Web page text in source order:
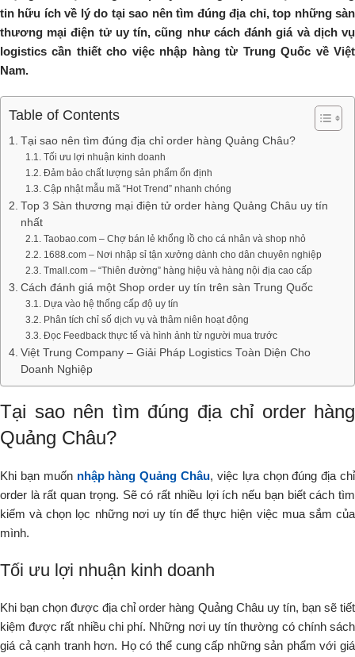
tin hữu ích về lý do tại sao nên tìm đúng địa chỉ, top những sàn
thương mại điện tử uy tín, cũng như cách đánh giá và dịch vụ
logistics cần thiết cho việc nhập hàng từ Trung Quốc về Việt
Nam.
Table of Contents
Tại sao nên tìm đúng địa chỉ order hàng Quảng Châu?
Tối ưu lợi nhuận kinh doanh
Đảm bảo chất lượng sản phẩm ổn định
Cập nhật mẫu mã “Hot Trend” nhanh chóng
Top 3 Sàn thương mại điện tử order hàng Quảng Châu uy tín
nhất
Taobao.com – Chợ bán lẻ khổng lồ cho cá nhân và shop nhỏ
1688.com – Nơi nhập sỉ tận xưởng dành cho dân chuyên nghiệp
Tmall.com – “Thiên đường” hàng hiệu và hàng nội địa cao cấp
Cách đánh giá một Shop order uy tín trên sàn Trung Quốc
Dựa vào hệ thống cấp độ uy tín
Phân tích chỉ số dịch vụ và thâm niên hoạt động
Đọc Feedback thực tế và hình ảnh từ người mua trước
Việt Trung Company – Giải Pháp Logistics Toàn Diện Cho
Doanh Nghiệp
Tại sao nên tìm đúng địa chỉ order hàng
Quảng Châu?
Khi bạn muốn nhập hàng Quảng Châu, việc lựa chọn đúng địa chỉ
order là rất quan trọng. Sẽ có rất nhiều lợi ích nếu bạn biết cách tìm
kiếm và chọn lọc những nơi uy tín để thực hiện việc mua sắm của
mình.
Tối ưu lợi nhuận kinh doanh
Khi bạn chọn được địa chỉ order hàng Quảng Châu uy tín, bạn sẽ tiết
kiệm được rất nhiều chi phí. Những nơi uy tín thường có chính sách
giá cả cạnh tranh hơn. Họ có thể cung cấp những sản phẩm với giá